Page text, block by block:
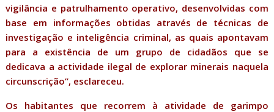
vigilância e patrulhamento operativo, desenvolvidas com
base em informações obtidas através de técnicas de
investigação e inteligência criminal, as quais apontavam
para a existência de um grupo de cidadãos que se
dedicava a actividade ilegal de explorar minerais naquela
circunscrição”, esclareceu.
Os habitantes que recorrem à atividade de garimpo